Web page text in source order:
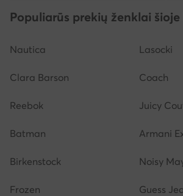
Populiarūs prekių ženklai
Nautica Lasocki
Clara Barson Coach
Reebok Juicy
Batman Armani
Birkenstock Noisy
Frozen Guess